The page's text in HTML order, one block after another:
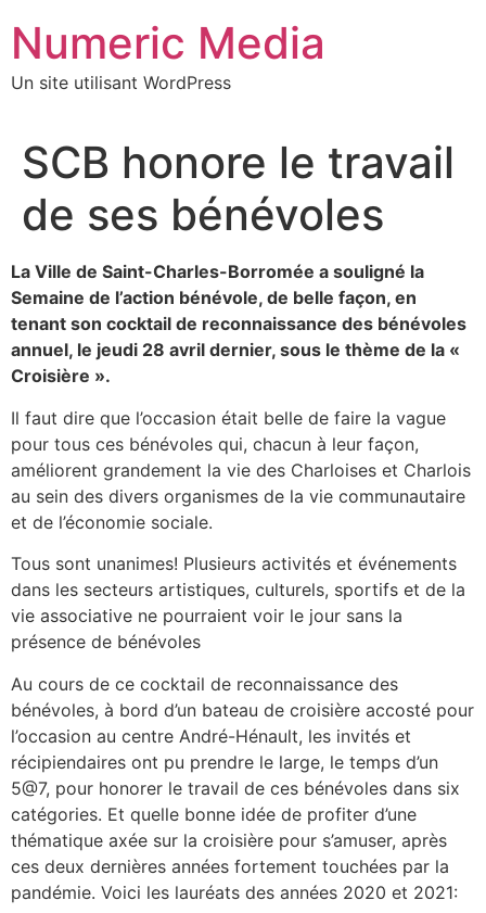
contenu
Numeric Media
Un site utilisant WordPress
SCB honore le travail
de ses bénévoles
La Ville de Saint-Charles-Borromée a souligné la
Semaine de l’action bénévole, de belle façon, en
tenant son cocktail de reconnaissance des bénévoles
annuel, le jeudi 28 avril dernier, sous le thème de la «
Croisière ».
Il faut dire que l’occasion était belle de faire la vague
pour tous ces bénévoles qui, chacun à leur façon,
améliorent grandement la vie des Charloises et Charlois
au sein des divers organismes de la vie communautaire
et de l’économie sociale.
Tous sont unanimes! Plusieurs activités et événements
dans les secteurs artistiques, culturels, sportifs et de la
vie associative ne pourraient voir le jour sans la
présence de bénévoles
Au cours de ce cocktail de reconnaissance des
bénévoles, à bord d’un bateau de croisière accosté pour
l’occasion au centre André-Hénault, les invités et
récipiendaires ont pu prendre le large, le temps d’un
5@7, pour honorer le travail de ces bénévoles dans six
catégories. Et quelle bonne idée de profiter d’une
thématique axée sur la croisière pour s’amuser, après
ces deux dernières années fortement touchées par la
pandémie. Voici les lauréats des années 2020 et 2021: